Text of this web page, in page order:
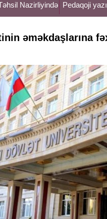
Nazirliyində Pedaqoji
əməkdaşlarına